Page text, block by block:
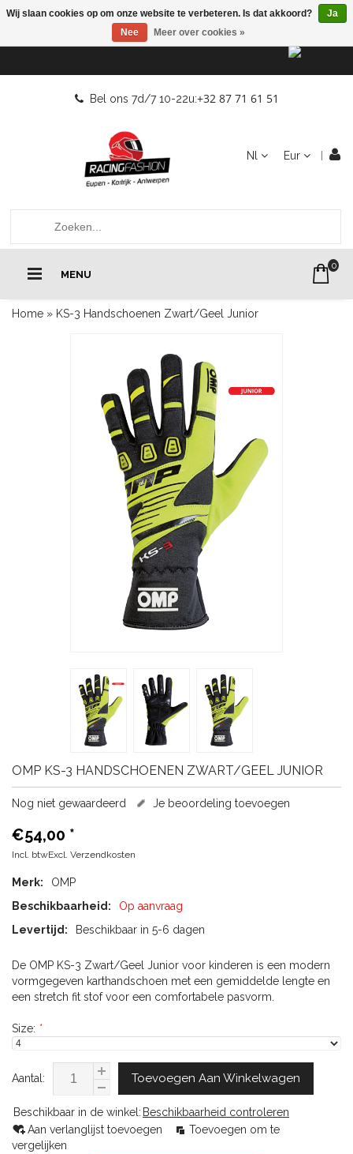
Bel ons 7d/7 10-22u:+32 87 71 61 51
Nl Eur
MENU
0
Home » KS-3 Handschoenen Zwart/Geel Junior
OMP KS-3 HANDSCHOENEN ZWART/GEEL JUNIOR
Nog niet gewaardeerd Je beoordeling toevoegen
€54,00 *
Incl. btwExcl. Verzendkosten
Merk:
OMP
Beschikbaarheid:
Op aanvraag
Levertijd:
Beschikbaar in 5-6 dagen
De OMP KS-3 Zwart/Geel Junior voor kinderen is een modern
vormgegeven karthandschoen met een gemiddelde lengte en
een stretch fit stof voor een comfortabele pasvorm.
Size: *
Aantal: Toevoegen Aan Winkelwagen
Beschikbaar in de winkel: Beschikbaarheid controleren
Aan verlanglijst toevoegen
Toevoegen om te
vergelijken
Wij slaan cookies op om onze website te verbeteren. Is dat akkoord?
Ja
Nee
Meer over cookies »